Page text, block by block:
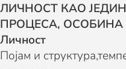
ЛИЧНОСТ КАО
ПРОЦЕСА,
Личност
Појам и